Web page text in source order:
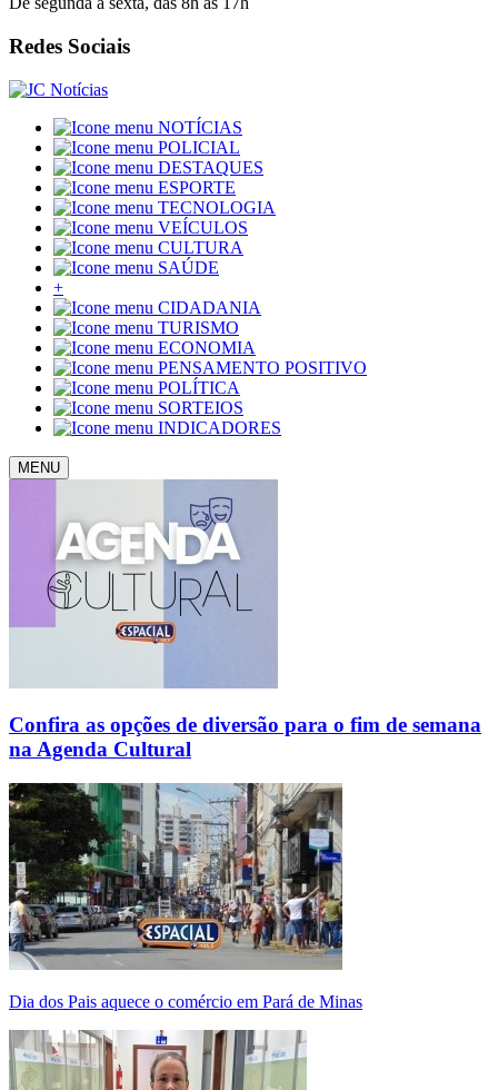
Redes Sociais
NOTÍCIAS
POLICIAL
DESTAQUES
ESPORTE
TECNOLOGIA
VEÍCULOS
CULTURA
SAÚDE
+
CIDADANIA
TURISMO
ECONOMIA
PENSAMENTO POSITIVO
POLÍTICA
SORTEIOS
INDICADORES
MENU
Confira as opções de diversão para o fim de semana
na Agenda Cultural
Dia dos Pais aquece o comércio em Pará de Minas